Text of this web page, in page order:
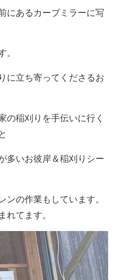
にあるカーブミラーに写
に立ち寄ってくださるお
の稲刈りを手伝いに行く
多いお彼岸＆稲刈りシー
の作業もしています。
れてます。